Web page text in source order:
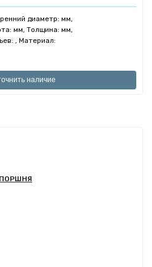
диаметр: мм,
мм, Толщина: мм,
, Материал:
наличие